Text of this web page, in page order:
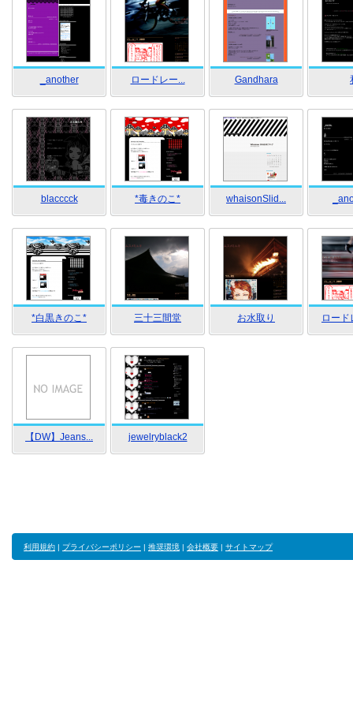
_another ロードレー... Gandhara
blacccck *毒きのこ* whaisonSlid...
*白黒きのこ* 三十三間堂 お水取り ロード
【DW】Jeans... jewelryblack2
利用規約 | プライバシーポリシー | 推奨環境 | 会社概要 | サイトマップ